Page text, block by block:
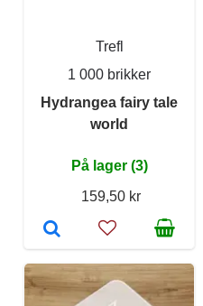
Trefl
1 000 brikker
Hydrangea fairy tale
world
På lager (3)
159,50 kr